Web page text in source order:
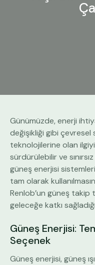
Günümüzde, enerji
değişikliği gibi çevresel
teknolojilerine olan ilgiyi
sürdürülebilir ve
güneş enerjisi
tam olarak
Renlob’un güneş takip
geleceğe katkı
Güneş Enerjisi:
Seçenek
Güneş enerjisi, güneş